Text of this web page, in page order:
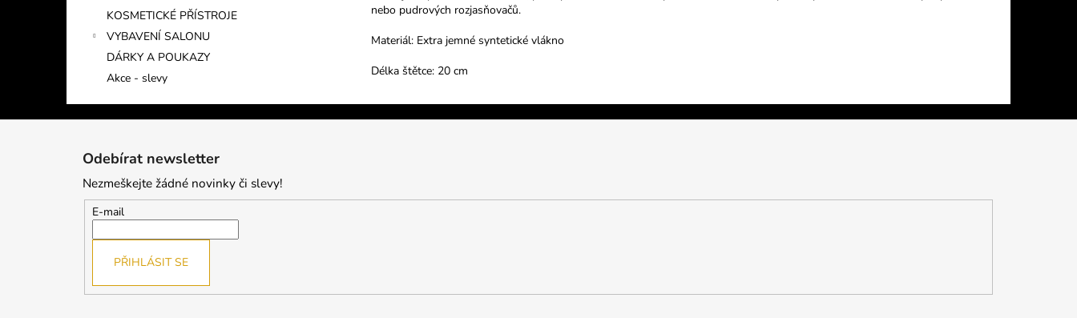
KOSMETICKÉ PŘÍSTROJE
VYBAVENÍ SALONU
DÁRKY A POUKAZY
Akce - slevy
nebo pudrových rozjasňovačů.
Materiál: Extra jemné syntetické vlákno
Délka štětce: 20 cm
Odebírat newsletter
Nezmeškejte žádné novinky či slevy!
E-mail
PŘIHLÁSIT SE